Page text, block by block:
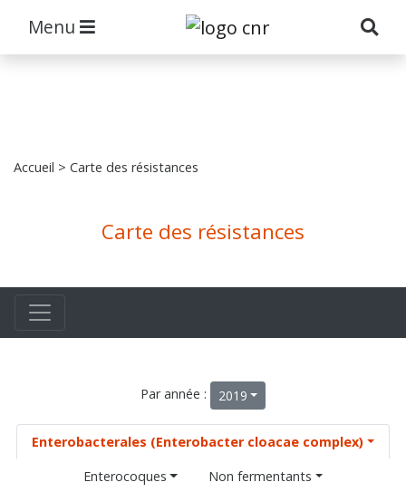
Menu
Accueil > Carte des résistances
Carte des résistances
Par année : 2019
Enterobacterales (Enterobacter cloacae complex)
Enterocoques
Non fermentants